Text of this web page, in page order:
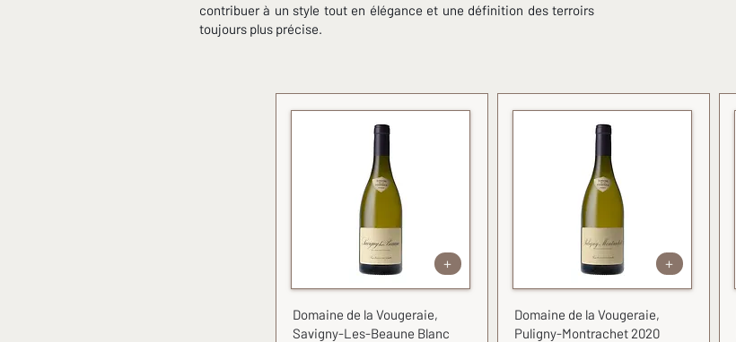
contribuer à un style tout en élégance et une définition des terroirs
toujours plus précise.
+
Domaine de la Vougeraie,
Savigny-Les-Beaune Blanc
+
Domaine de la Vougeraie,
Puligny-Montrachet 2020